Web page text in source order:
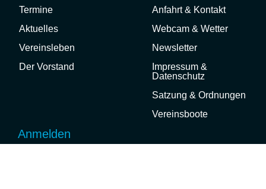
Termine
Aktuelles
Vereinsleben
Der Vorstand
Anfahrt & Kontakt
Webcam & Wetter
Newsletter
Impressum &
Datenschutz
Satzung & Ordnungen
Vereinsboote
Anmelden